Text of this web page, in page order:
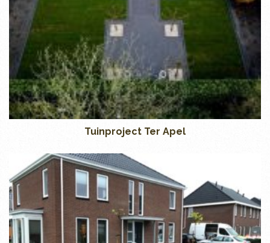
Tuinproject Ter Apel